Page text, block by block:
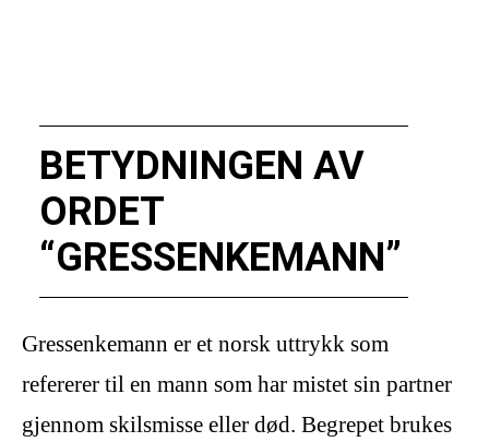
BETYDNINGEN AV
ORDET
“GRESSENKEMANN”
Gressenkemann er et norsk uttrykk som
refererer til en mann som har mistet sin partner
gjennom skilsmisse eller død. Begrepet brukes